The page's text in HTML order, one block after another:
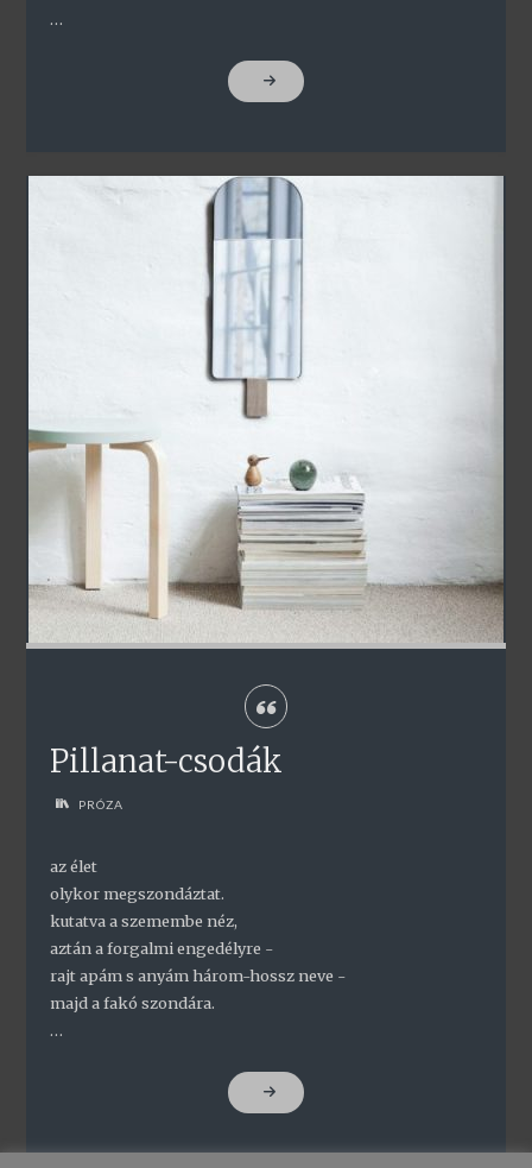
…
"CSERNO"
Pillanat-csodák
PRÓZA
az élet
olykor megszondáztat.
kutatva a szemembe néz,
aztán a forgalmi engedélyre -
rajt apám s anyám három-hossz neve -
majd a fakó szondára.
…
"PILLANAT-
CSODÁK"